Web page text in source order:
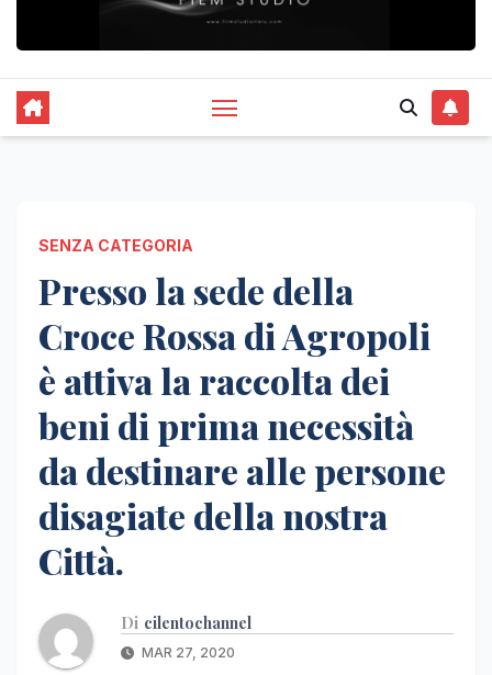
SENZA CATEGORIA
Presso la sede della
Croce Rossa di Agropoli
è attiva la raccolta dei
beni di prima necessità
da destinare alle persone
disagiate della nostra
Città.
Di cilentochannel
MAR 27, 2020